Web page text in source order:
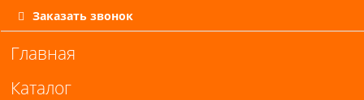
Заказать звонок
Главная
Каталог